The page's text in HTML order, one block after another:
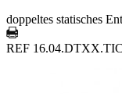
doppeltes statisches
REF